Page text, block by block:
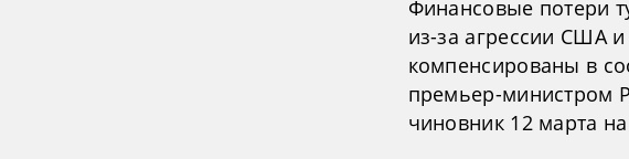
Финансовые потери
из-за агрессии США
компенсированы в
премьер-министром
чиновник 12 марта